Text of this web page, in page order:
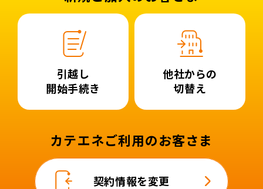
引越し
開始手続き
他社からの
切替え
カテエネご利用のお客さま
契約情報を変更